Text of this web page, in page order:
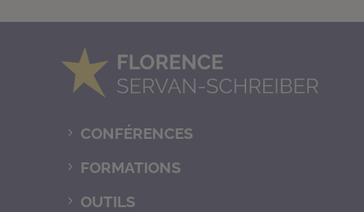
CONFÉRENCES
FORMATIONS
OUTILS